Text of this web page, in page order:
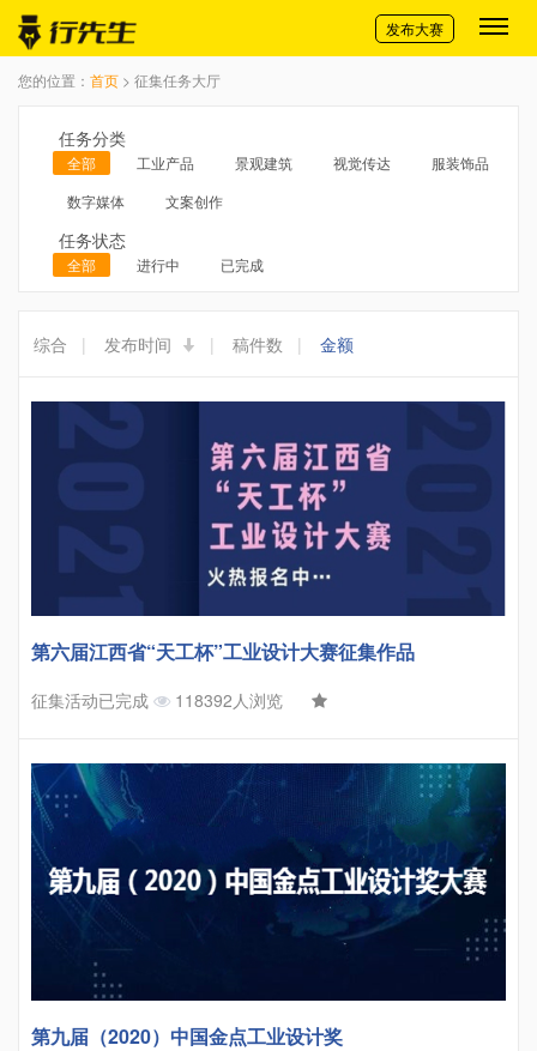
切换导航
发布大赛
您的位置： 首页 > 征集任务大厅
任务分类
全部 工业产品 景观建筑 视觉传达
服装饰品
数字媒体
文案创作
任务状态
全部 进行中 已完成
综合 | 发布时间 | 稿件数 | 金额
第六届江西省“天工杯”工业设计大赛征集作品
征集活动已完成 118392人浏览
第九届（2020）中国金点工业设计奖